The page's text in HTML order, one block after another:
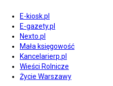
E-kiosk.pl
E-gazety.pl
Nexto.pl
Mała księgowość
Kancelarierp.pl
Wieści Rolnicze
Życie Warszawy